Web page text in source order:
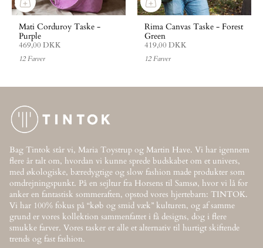
Mati Corduroy Taske -
Purple
469,00 DKK
12 Farver
Rima Canvas Taske - Forest
Green
419,00 DKK
12 Farver
Bag Tintok står vi, Maria Toystrup og Martin Have. Vi har igennem
flere år talt om, hvordan vi kunne sprede budskabet om et univers,
med økologiske, bæredygtige og slow fashion made produkter som
omdrejningspunkt. På en sejltur fra Horsens til Samsø, hvor vi lå for
anker en fantastisk sommeraften, opstod vores hjertebarn: TINTOK.
Vi har 100% fokus på “køb og smid væk” kulturen, og af samme
grund er vores kollektion sammenfattet i få designs, dog i flere
smukke farver. Vores tasker er alle et alternativ til hurtigt skiftende
trends og fast fashion.